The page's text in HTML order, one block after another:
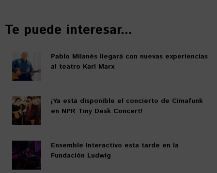
Te puede interesar...
Pablo Milanés llegará con nuevas experiencias
al teatro Karl Marx
¡Ya está disponible el concierto de Cimafunk
en NPR Tiny Desk Concert!
Ensemble Interactivo esta tarde en la
Fundación Ludwig